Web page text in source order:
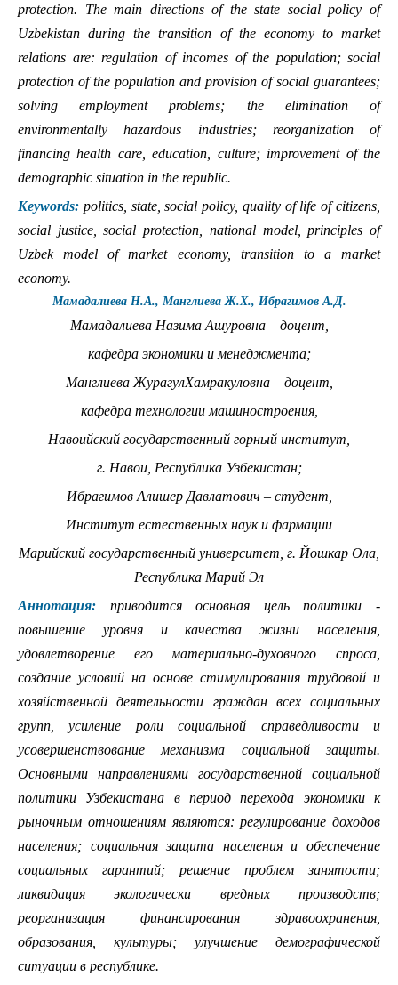
protection. The main directions of the state social policy of
Uzbekistan during the transition of the economy to market
relations are: regulation of incomes of the population; social
protection of the population and provision of social guarantees;
solving employment problems; the elimination of
environmentally hazardous industries; reorganization of
financing health care, education, culture; improvement of the
demographic situation in the republic.
Keywords: politics, state, social policy, quality of life of citizens,
social justice, social protection, na­tional model, principles of
Uzbek model of market economy, transition to a market
economy.
Мамадалиева Н.А., Манглиева Ж.Х., Ибрагимов А.Д.
Мамадалиева Назима Ашуровна – доцент,
кафедра экономики и менеджмента;
Манглиева ЖурагулХамракуловна – доцент,
кафедра технологии машиностроения,
Навоийский государственный горный институт,
г. Навои, Республика Узбекистан;
Ибрагимов Алишер Давлатович – студент,
Институт естественных наук и фармации
Марийский государственный университет, г. Йошкар Ола,
Республика Марий Эл
Аннотация: приводится основная цель политики -
повышение уровня и качества жизни населения,
удовлетворение его материально-духовного спроса,
создание условий на основе стимулирования трудовой и
хозяйственной деятельности граждан всех социальных
групп, усиление роли социальной справедливости и
усовершенствование механизма социальной защиты.
Основными направлениями государственной социальной
политики Узбекистана в период перехода экономики к
рыночным отношениям являются: регулирование доходов
населения; социальная защита населения и обеспечение
социальных гарантий; решение проблем занятости;
ликвидация экологически вредных производств;
реорганизация финансирования здравоохранения,
образования, культуры; улучшение демографической
ситуации в республике.